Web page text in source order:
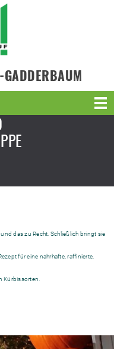
GADDERBAUM
das zu Recht. Schließlich bringt sie
für eine nahrhafte, raffinierte,
Kürbissorten.